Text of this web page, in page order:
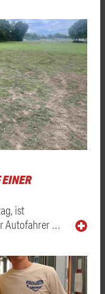
ist
Autofahrer …